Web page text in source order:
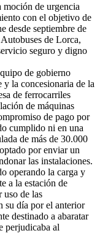
de urgencia
con el objetivo de
desde septiembre de
de Lorca,
seguro y digno
de gobierno
y la concesionaria de la
de ferrocarriles
de máquinas
de pago por
cumplido ni en una
de más de 30.000
por enviar un
las instalaciones.
operando la carga y
a la estación de
uso de las
su día por el anterior
destinado a abaratar
perjudicaba al